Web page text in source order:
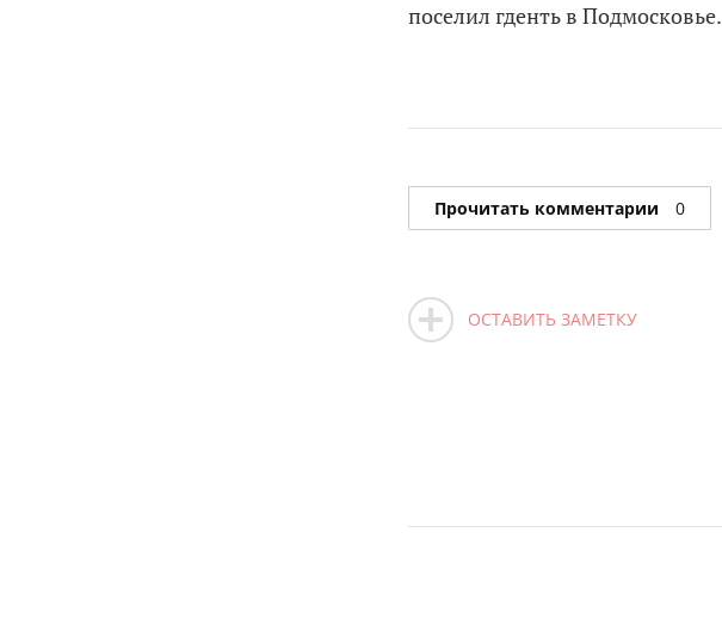
поселил гденть в
Прочитать комментарии 0
ОСТАВИТЬ ЗАМЕТКУ